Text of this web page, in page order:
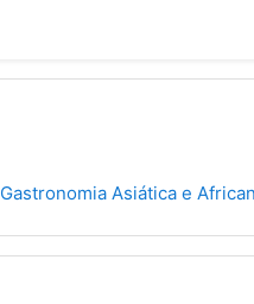
Gastronomia Asiática e